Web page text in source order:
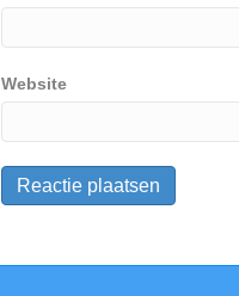
Website